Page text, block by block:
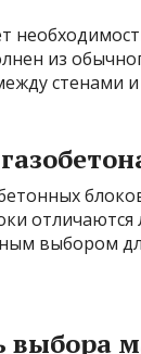
из
стенами
выбором
выбора